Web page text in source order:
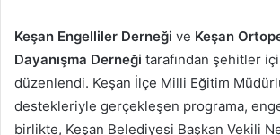
Keşan Engelliler Derneği ve Keşan
Dayanışma Derneği tarafından şehitler
düzenlendi. Keşan İlçe Milli Eğitim
destekleriyle gerçekleşen programa,
birlikte, Keşan Belediyesi Başkan Vekili